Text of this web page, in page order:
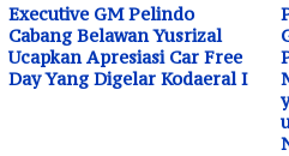
Executive GM Pelindo
Cabang Belawan Yusrizal
Ucapkan Apresiasi Car Free
Day Yang Digelar Kodaeral I